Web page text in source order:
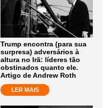
Trump encontra (para sua
surpresa) adversários à
altura no Irã: líderes tão
obstinados quanto ele.
Artigo de Andrew Roth
LER MAIS